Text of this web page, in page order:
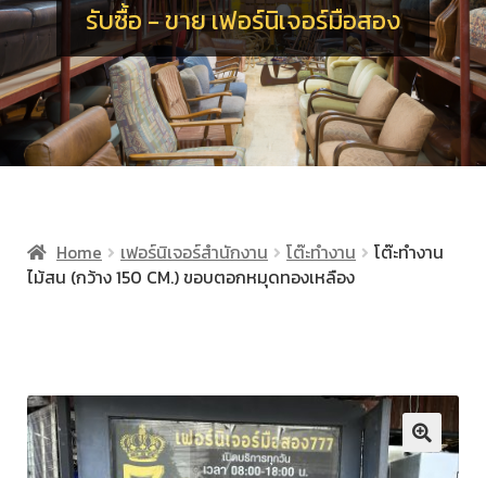
รับซื้อ - ขาย เฟอร์นิเจอร์มือสอง
Home เฟอร์นิเจอร์สำนักงาน โต๊ะทำงาน
โต๊ะทำงาน
ไม้สน (กว้าง 150 CM.) ขอบตอกหมุดทองเหลือง